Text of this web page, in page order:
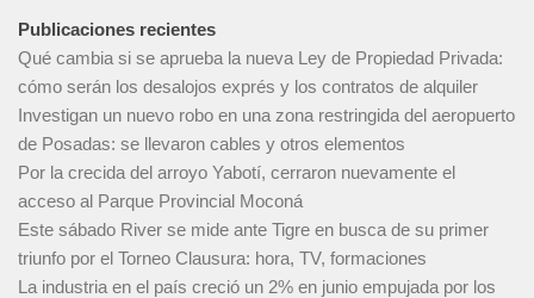
Publicaciones recientes
Qué cambia si se aprueba la nueva Ley de Propiedad Privada:
cómo serán los desalojos exprés y los contratos de alquiler
Investigan un nuevo robo en una zona restringida del aeropuerto
de Posadas: se llevaron cables y otros elementos
Por la crecida del arroyo Yabotí, cerraron nuevamente el
acceso al Parque Provincial Moconá
Este sábado River se mide ante Tigre en busca de su primer
triunfo por el Torneo Clausura: hora, TV, formaciones
La industria en el país creció un 2% en junio empujada por los